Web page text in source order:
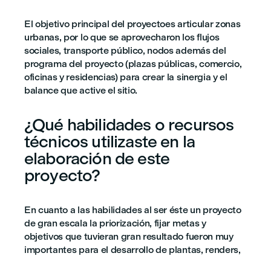
El objetivo principal del proyectoes articular zonas
urbanas, por lo que se aprovecharon los flujos
sociales, transporte público, nodos además del
programa del proyecto (plazas públicas, comercio,
oficinas y residencias) para crear la sinergia y el
balance que active el sitio.
¿Qué habilidades o recursos
técnicos utilizaste en la
elaboración de este
proyecto?
En cuanto a las habilidades al ser éste un proyecto
de gran escala la priorización, fijar metas y
objetivos que tuvieran gran resultado fueron muy
importantes para el desarrollo de plantas, renders,